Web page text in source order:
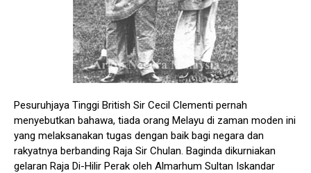
Pesuruhjaya Tinggi British Sir Cecil Clementi pernah
menyebutkan bahawa, tiada orang Melayu di zaman moden ini
yang melaksanakan tugas dengan baik bagi negara dan
rakyatnya berbanding Raja Sir Chulan. Baginda dikurniakan
gelaran Raja Di-Hilir Perak oleh Almarhum Sultan Iskandar